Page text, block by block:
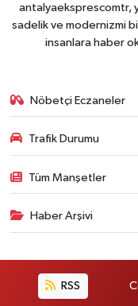
antalyaeksprescomtr,
sadelik ve modernizmi
insanlara haber
Nöbetçi Eczaneler
Trafik Durumu
Tüm Manşetler
Haber Arşivi
RSS